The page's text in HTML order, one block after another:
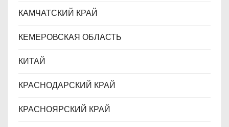
КАМЧАТСКИЙ КРАЙ
КЕМЕРОВСКАЯ ОБЛАСТЬ
КИТАЙ
КРАСНОДАРСКИЙ КРАЙ
КРАСНОЯРСКИЙ КРАЙ